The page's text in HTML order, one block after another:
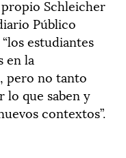
propio Schleicher
Público
estudiantes
en la
pero no tanto
lo que saben y
contextos”.